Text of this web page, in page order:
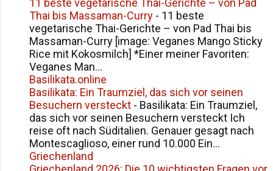
11 beste vegetarische Thai-Gerichte – von Pad
Thai bis Massaman-Curry - 11 beste
vegetarische Thai-Gerichte – von Pad Thai bis
Massaman-Curry [image: Veganes Mango Sticky
Rice mit Kokosmilch] *Einer meiner Favoriten:
Veganes Man...
Basilikata.online
Basilikata: Ein Traumziel, das sich vor seinen
Besuchern versteckt - Basilikata: Ein Traumziel,
das sich vor seinen Besuchern versteckt Ich
reise oft nach Süditalien. Genauer gesagt nach
Montescaglioso, einer rund 10.000 Ein...
Griechenland